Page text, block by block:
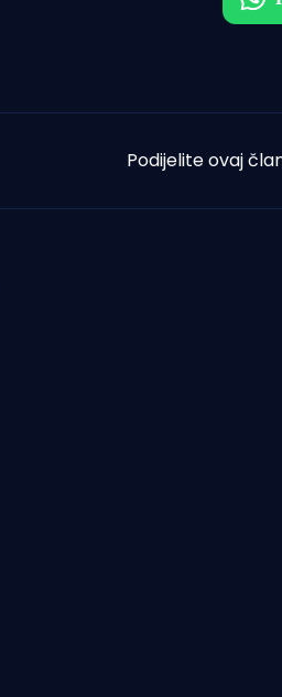
Podijelite ovaj